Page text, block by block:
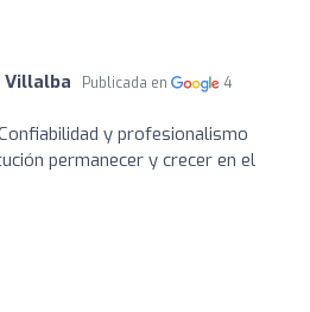
Villalba Publicada en
4
y profesionalismo
permanecer y crecer en el